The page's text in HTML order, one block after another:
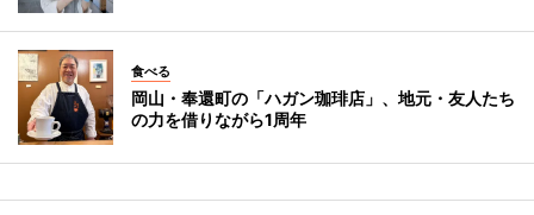
食べる
岡山・奉還町の「ハガン珈琲店」、地元・友人たち
の力を借りながら1周年